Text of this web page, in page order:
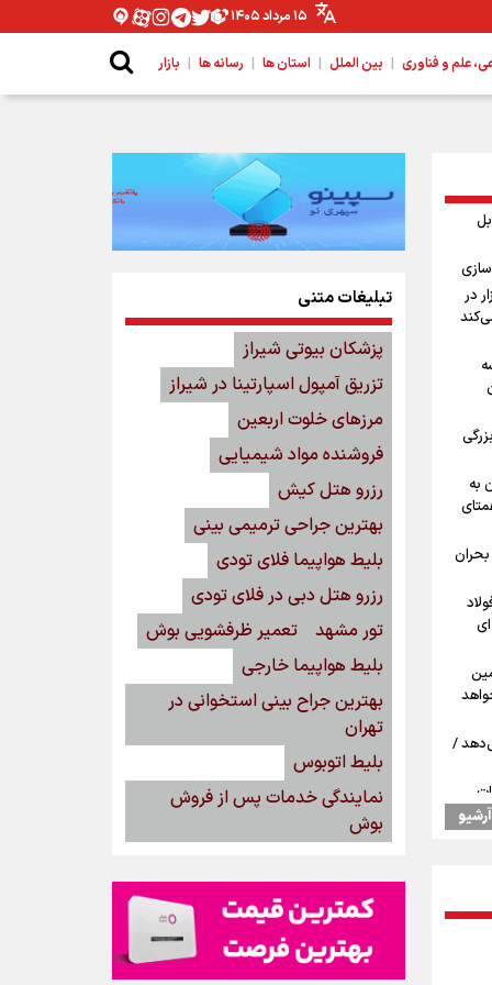
۱۵ مرداد ۱۴۰۵
علم و فناوری | بین الملل | استان ها | رسانه ها | بازار
بازار در
به
/
آرشیو
تبلیغات متنی
پزشکان بیوتی شیراز
تزریق آمپول اسپارتینا در شیراز
مرزهای خلوت اربعین
فروشنده مواد شیمیایی
رزرو هتل کیش
بهترین جراحی ترمیمی بینی
بلیط هواپیما فلای تودی
رزرو هتل دبی در فلای تودی
تور مشهد
تعمیر ظرفشویی بوش
بلیط هواپیما خارجی
بهترین جراح بینی استخوانی در
تهران
بلیط اتوبوس
نمایندگی خدمات پس از فروش
بوش